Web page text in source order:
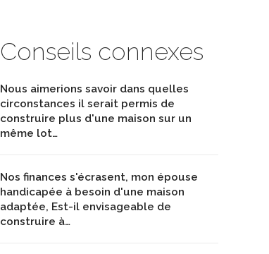
Conseils connexes
Nous aimerions savoir dans quelles
circonstances il serait permis de
construire plus d'une maison sur un
même lot…
Nos finances s'écrasent, mon épouse
handicapée à besoin d'une maison
adaptée, Est-il envisageable de
construire à…